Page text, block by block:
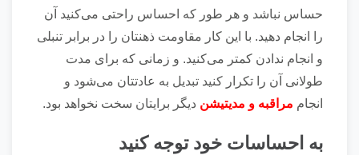
حساس نباشد و هر طور که احساس راحتی می‌کنید آن
را انجام دهید. با این کار مقاومت ذهنتان را در برابر تنبلی
و انجام ندادن کمتر می‌کنید. و زمانی که برای مدت
طولانی آن را تکرار کنید تبدیل به عادتتان می‌شود و
انجام مراقبه و مدیتیشن دیگر برایتان سخت نخواهد بود.
به احساسات خود توجه کنید